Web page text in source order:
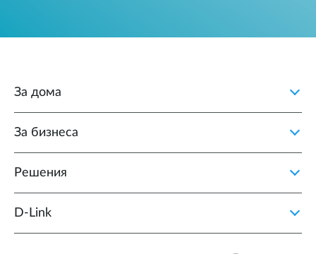
За дома
За бизнеса
Решения
D‑Link